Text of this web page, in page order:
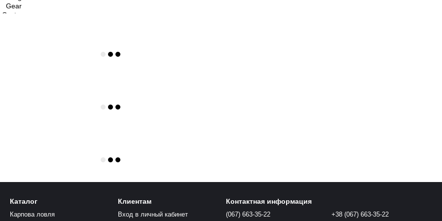
Каталог
Карпова ловля
Клиентам
Вход в личный кабинет
Контактная информация
(067) 663-35-22 +38 (067) 663-35-22